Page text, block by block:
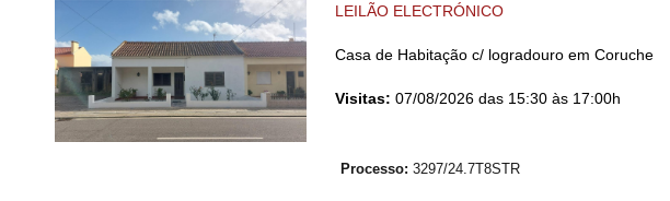
LEILÃO ELECTRÓNICO
Casa de Habitação c/ logradouro em Coruche
Visitas: 07/08/2026 das 15:30 às 17:00h
Processo: 3297/24.7T8STR